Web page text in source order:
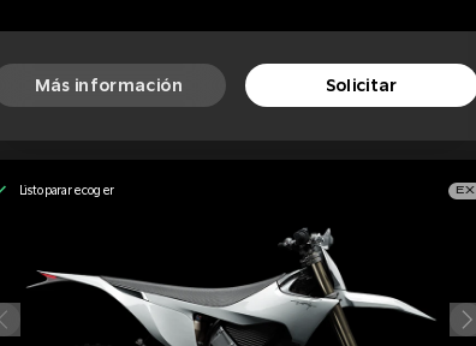
Más información Solicitar
Listo para recoger EX